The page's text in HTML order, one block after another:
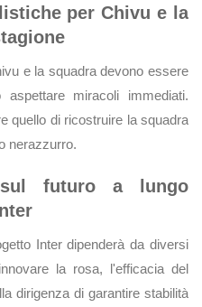
per Chivu e la
e la squadra devono essere
miracoli immediati.
quello di ricostruire la squadra
nerazzurro.
sul futuro a lungo
Inter dipenderà da diversi
la rosa, l'efficacia del
dirigenza di garantire stabilità